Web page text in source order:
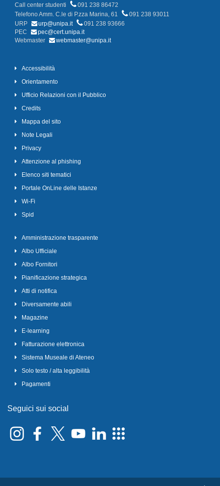
Call center studenti
091 238 86472
Telefono Amm. C.le di P.zza Marina, 61
091 238 93011
URP
urp@unipa.it
091 238 93666
PEC
pec@cert.unipa.it
Webmaster
webmaster@unipa.it
Accessibilità
Orientamento
Ufficio Relazioni con il Pubblico
Credits
Mappa del sito
Note Legali
Privacy
Attenzione al phishing
Elenco siti tematici
Portale OnLine delle Istanze
Wi-Fi
Spid
Amministrazione trasparente
Albo Ufficiale
Albo Fornitori
Pianificazione strategica
Atti di notifica
Diversamente abili
Magazine
E-learning
Fatturazione elettronica
Sistema Museale di Ateneo
Solo testo / alta leggibilità
Pagamenti
Seguici sui social